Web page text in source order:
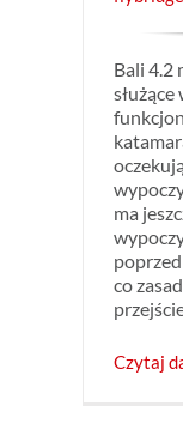
Bali 4.2
ma
co
Czytaj